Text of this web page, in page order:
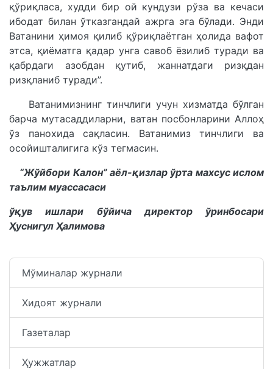
қўриқласа, худди бир ой кундузи рўза ва кечаси
ибодат билан ўтказгандай ажрга эга бўлади. Энди
Ватанини ҳимоя қилиб қўриқлаётган ҳолида вафот
этса, қиёматга қадар унга савоб ёзилиб туради ва
қабрдаги азобдан қутиб, жаннатдаги ризқдан
ризқланиб туради”.
Ватанимизнинг тинчлиги учун хизматда бўлган
барча мутасаддиларни, ватан посбонларини Аллоҳ
ўз панохида сақласин. Ватанимиз тинчлиги ва
осойишталигига кўз тегмасин.
“Жўйбори Калон” аёл-қизлар ўрта махсус ислом
таълим муассасаси
ўқув ишлари бўйича директор ўринбосари
Ҳуснигул Ҳалимова
Мўминалар журнали
Хидоят журнали
Газеталар
Ҳужжатлар